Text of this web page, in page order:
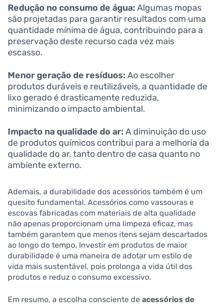
Redução no consumo de água: Algumas mopas
são projetadas para garantir resultados com uma
quantidade mínima de água, contribuindo para a
preservação deste recurso cada vez mais
escasso.
Menor geração de resíduos: Ao escolher
produtos duráveis e reutilizáveis, a quantidade de
lixo gerado é drasticamente reduzida,
minimizando o impacto ambiental.
Impacto na qualidade do ar: A diminuição do uso
de produtos químicos contribui para a melhoria da
qualidade do ar, tanto dentro de casa quanto no
ambiente externo.
Ademais, a durabilidade dos acessórios também é um
quesito fundamental. Acessórios como vassouras e
escovas fabricadas com materiais de alta qualidade
não apenas proporcionam uma limpeza eficaz, mas
também garantem que menos itens sejam descartados
ao longo do tempo. Investir em produtos de maior
durabilidade é uma maneira de adotar um estilo de
vida mais sustentável, pois prolonga a vida útil dos
produtos e reduz o consumo excessivo.
Em resumo, a escolha consciente de acessórios de